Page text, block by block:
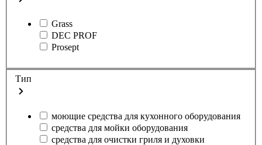
Grass
DEC PROF
Prosept
Тип
моющие средства для кухонного оборудования
средства для мойки оборудования
средства для очистки гриля и духовки